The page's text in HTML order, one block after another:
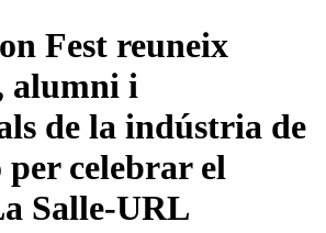
Fest reuneix
alumni i
de la indústria de
per celebrar el
Salle-URL